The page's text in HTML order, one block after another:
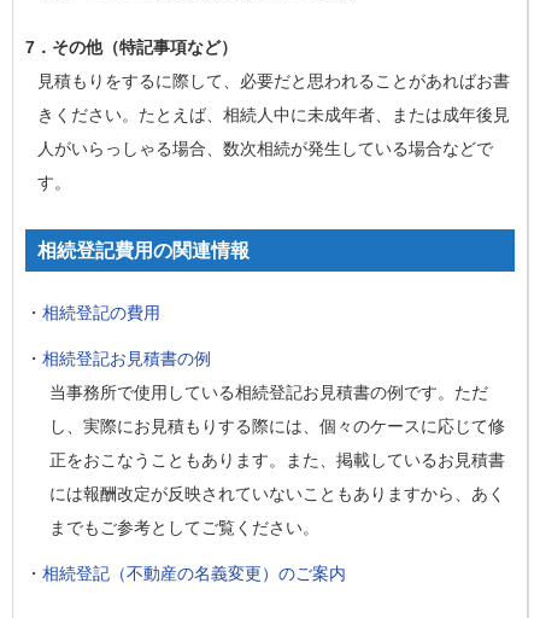
7．その他（特記事項など）
見積もりをするに際して、必要だと思われることがあればお書
きください。たとえば、相続人中に未成年者、または成年後見
人がいらっしゃる場合、数次相続が発生している場合などで
す。
相続登記費用の関連情報
・ 相続登記の費用
・ 相続登記お見積書の例
当事務所で使用している相続登記お見積書の例です。ただ
し、実際にお見積もりする際には、個々のケースに応じて修
正をおこなうこともあります。また、掲載しているお見積書
には報酬改定が反映されていないこともありますから、あく
までもご参考としてご覧ください。
・ 相続登記（不動産の名義変更）のご案内